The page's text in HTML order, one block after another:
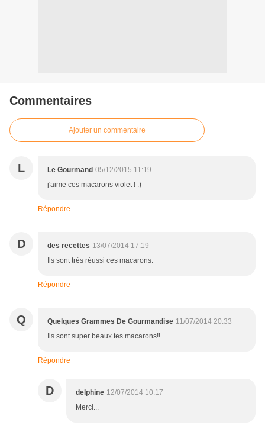
Commentaires
Ajouter un commentaire
L Le Gourmand 05/12/2015 11:19
j'aime ces macarons violet ! :)
Répondre
D des recettes 13/07/2014 17:19
Ils sont très réussi ces macarons.
Répondre
Q Quelques Grammes De Gourmandise 11/07/2014 20:33
Ils sont super beaux tes macarons!!
Répondre
D delphine 12/07/2014 10:17
Merci...